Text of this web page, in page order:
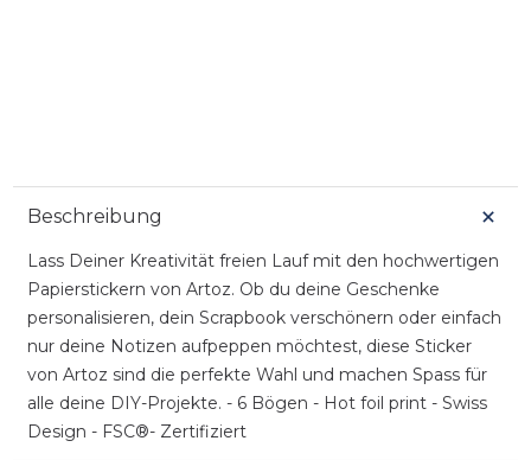
Beschreibung
Lass Deiner Kreativität freien Lauf mit den hochwertigen
Papierstickern von Artoz. Ob du deine Geschenke
personalisieren, dein Scrapbook verschönern oder einfach
nur deine Notizen aufpeppen möchtest, diese Sticker
von Artoz sind die perfekte Wahl und machen Spass für
alle deine DIY-Projekte. - 6 Bögen - Hot foil print - Swiss
Design - FSC®- Zertifiziert